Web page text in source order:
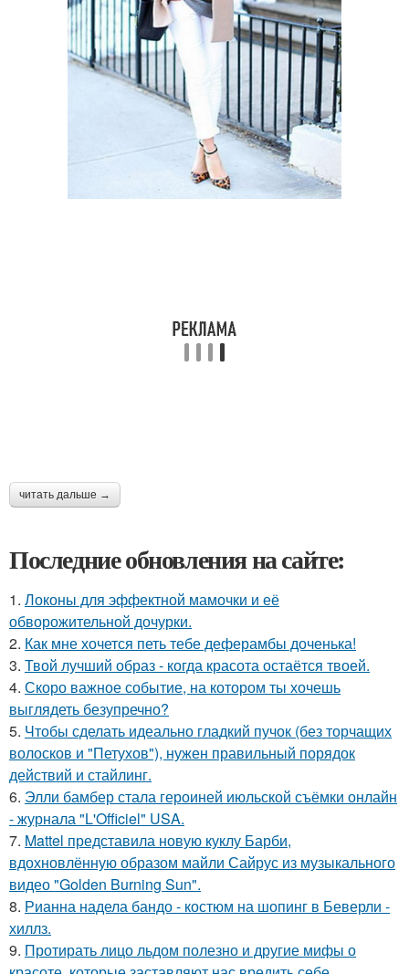
читать дальше →
Последние обновления на сайте:
1. Локоны для эффектной мамочки и её
обворожительной дочурки.
2. Как мне хочется петь тебе деферамбы доченька!
3. Твой лучший образ - когда красота остаётся твоей.
4. Скоро важное событие, на котором ты хочешь
выглядеть безупречно?
5. Чтобы сделать идеально гладкий пучок (без торчащих
волосков и "Петухов"), нужен правильный порядок
действий и стайлинг.
6. Элли бамбер стала героиней июльской съёмки онлайн
- журнала "L'Officiel" USA.
7. Mattel представила новую куклу Барби,
вдохновлённую образом майли Сайрус из музыкального
видео "Golden Burning Sun".
8. Рианна надела бандо - костюм на шопинг в Беверли -
хиллз.
9. Протирать лицо льдом полезно и другие мифы о